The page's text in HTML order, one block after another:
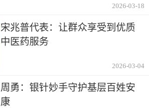
2026-03-18
宋兆普代表：让群众享受到优质
中医药服务
2026-03-04
周勇：银针妙手守护基层百姓安
康